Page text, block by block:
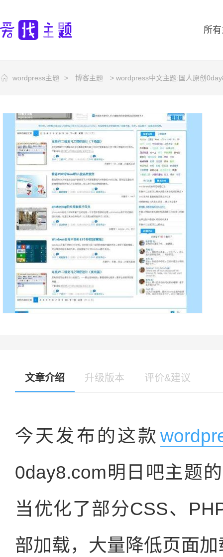
所
wordpress主题 > 博客主题 > wordpress中文主题:国人原创
文章介绍 升级版本 评价&建议
今天发布的这款
0day8.com明日吧主题
当优化了部分CSS、
部加载，大量降低页面